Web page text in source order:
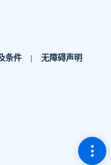
切
条件 无障碍声明